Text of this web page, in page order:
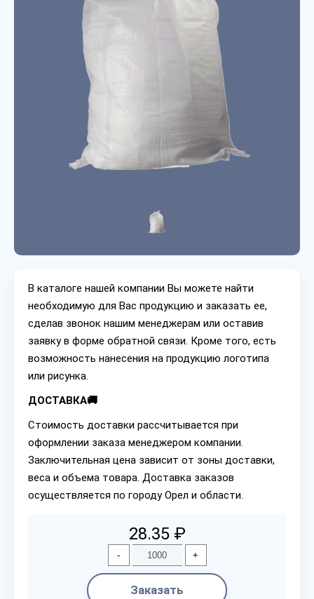
В каталоге нашей компании Вы можете найти
необходимую для Вас продукцию и заказать ее,
сделав звонок нашим менеджерам или оставив
заявку в форме обратной связи. Кроме того, есть
возможность нанесения на продукцию логотипа
или рисунка.
ДОСТАВКА🚚
Стоимость доставки рассчитывается при
оформлении заказа менеджером компании.
Заключительная цена зависит от зоны доставки,
веса и объема товара. Доставка заказов
осуществляется по городу Орел и области.
28.35 ₽
- +
Заказать